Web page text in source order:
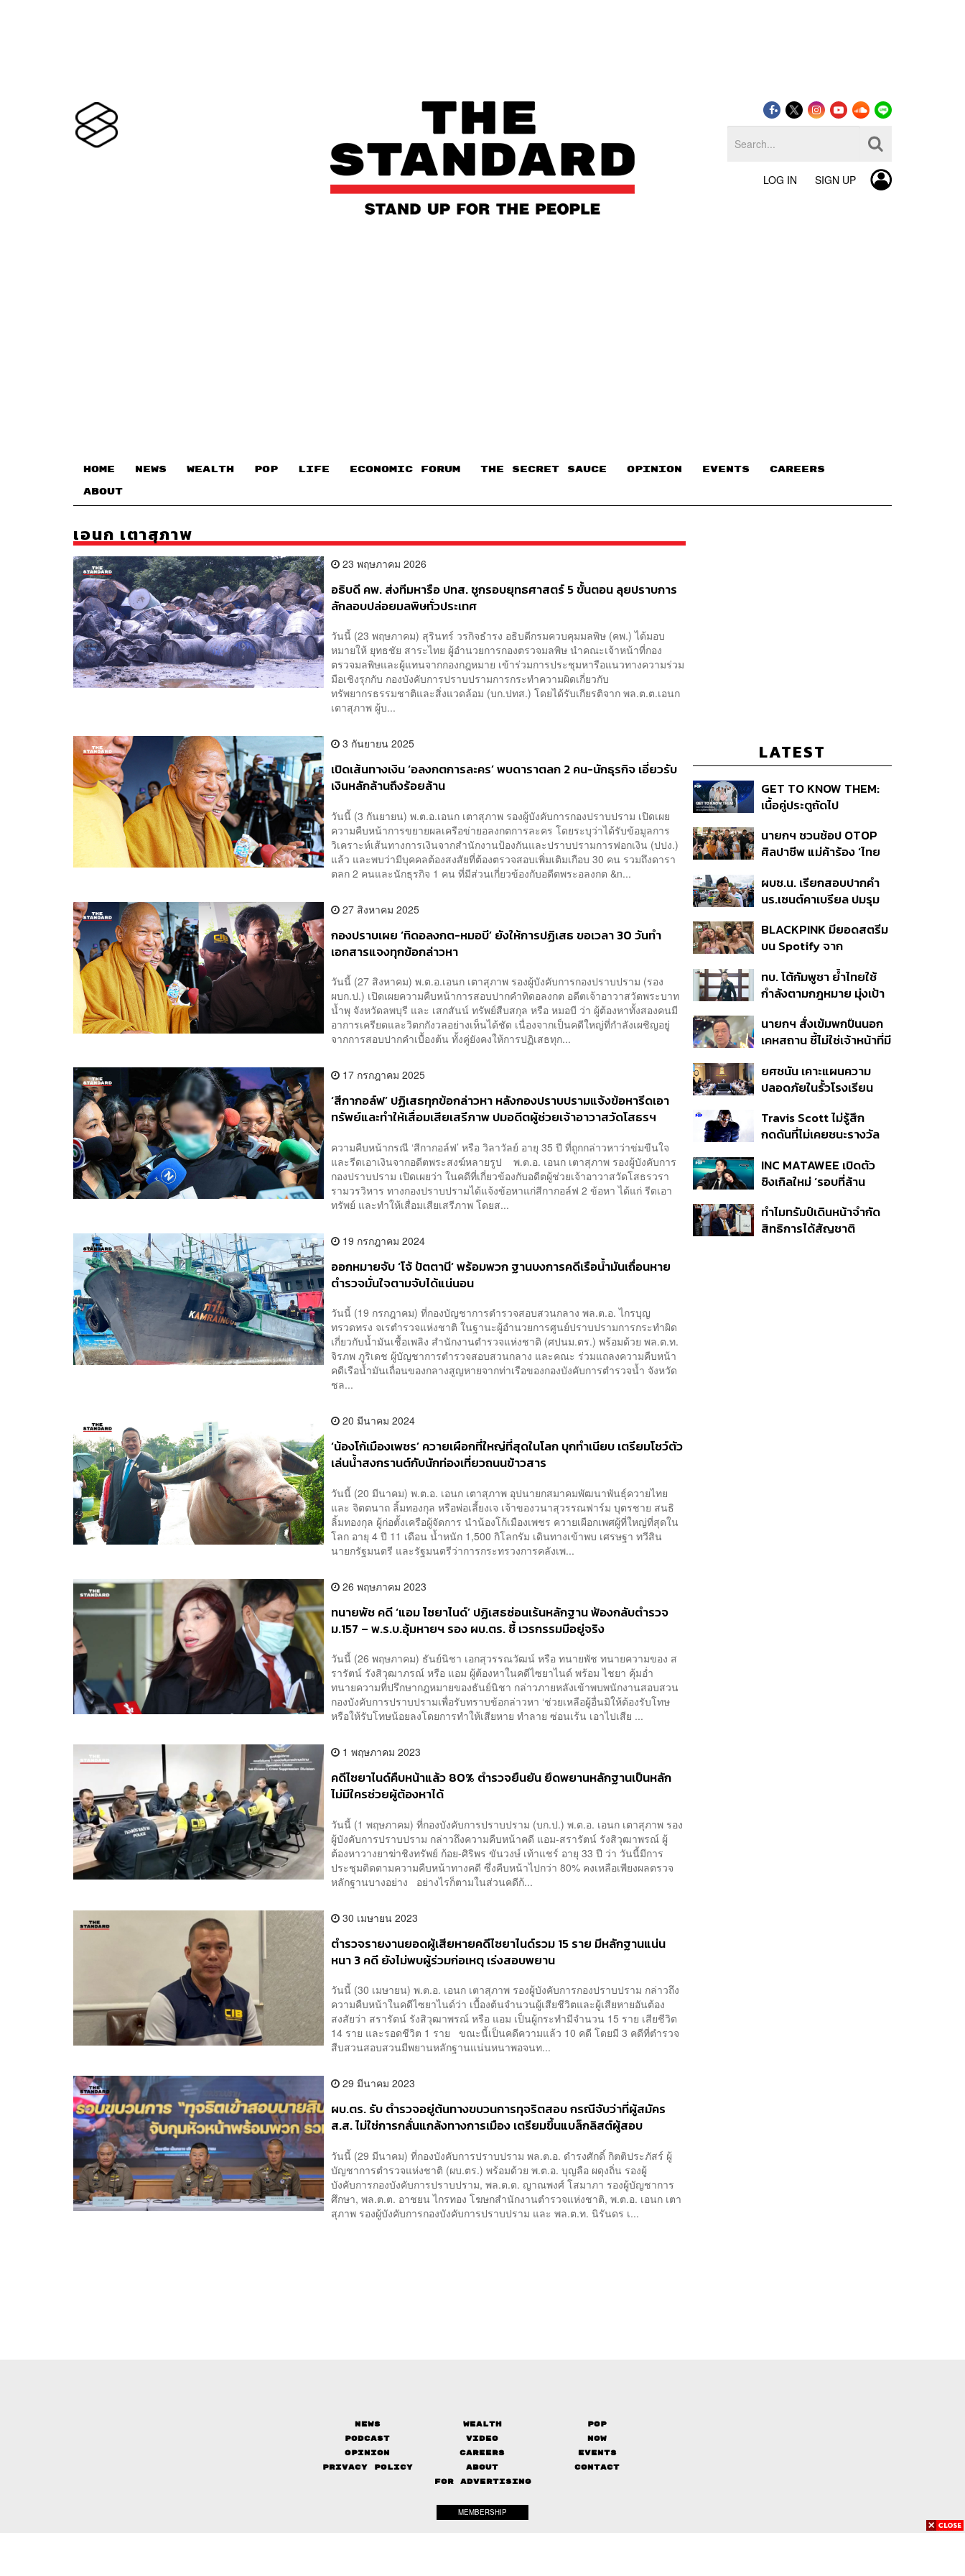
LOG IN SIGN UP
HOME NEWS WEALTH POP LIFE ECONOMIC FORUM THE SECRET SAUCE​ OPINION EVENTS CAREERS
ABOUT
เอนก เตาสุภาพ
23 พฤษภาคม 2026
อธิบดี คพ. ส่งทีมหารือ ปทส. ชูกรอบยุทธศาสตร์ 5 ขั้นตอน ลุยปราบการ
ลักลอบปล่อยมลพิษทั่วประเทศ
วันนี้ (23 พฤษภาคม) สุรินทร์ วรกิจธำรง อธิบดีกรมควบคุมมลพิษ (คพ.) ได้มอบ
หมายให้ ยุทธชัย สาระไทย ผู้อำนวยการกองตรวจมลพิษ นำคณะเจ้าหน้าที่กอง
ตรวจมลพิษและผู้แทนจากกองกฎหมาย เข้าร่วมการประชุมหารือแนวทางความร่วม
มือเชิงรุกกับ กองบังคับการปราบปรามการกระทำความผิดเกี่ยวกับ
ทรัพยากรธรรมชาติและสิ่งแวดล้อม (บก.ปทส.) โดยได้รับเกียรติจาก พล.ต.ต.เอนก
เตาสุภาพ ผู้บ...
3 กันยายน 2025
เปิดเส้นทางเงิน ‘อลงกตการละคร’ พบดาราตลก 2 คน-นักธุรกิจ เอี่ยวรับ
เงินหลักล้านถึงร้อยล้าน
วันนี้ (3 กันยายน) พ.ต.อ.เอนก เตาสุภาพ รองผู้บังคับการกองปราบปราม เปิดเผย
ความคืบหน้าการขยายผลเครือข่ายอลงกตการละคร โดยระบุว่าได้รับข้อมูลการ
วิเคราะห์เส้นทางการเงินจากสำนักงานป้องกันและปราบปรามการฟอกเงิน (ปปง.)
แล้ว และพบว่ามีบุคคลต้องสงสัยที่ต้องตรวจสอบเพิ่มเติมเกือบ 30 คน รวมถึงดารา
ตลก 2 คนและนักธุรกิจ 1 คน ที่มีส่วนเกี่ยวข้องกับอดีตพระอลงกต &n...
27 สิงหาคม 2025
กองปราบเผย ‘ทิดอลงกต-หมอบี’ ยังให้การปฏิเสธ ขอเวลา 30 วันทำ
เอกสารแจงทุกข้อกล่าวหา
วันนี้ (27 สิงหาคม) พ.ต.อ.เอนก เตาสุภาพ รองผู้บังคับการกองปราบปราม (รอง
ผบก.ป.) เปิดเผยความคืบหน้าการสอบปากคำทิดอลงกต อดีตเจ้าอาวาสวัดพระบาท
น้ำพุ จังหวัดลพบุรี และ เสกสันน์ ทรัพย์สืบสกุล หรือ หมอบี ว่า ผู้ต้องหาทั้งสองคนมี
อาการเครียดและวิตกกังวลอย่างเห็นได้ชัด เนื่องจากเป็นคดีใหญ่ที่กำลังเผชิญอยู่
จากการสอบปากคำเบื้องต้น ทั้งคู่ยังคงให้การปฏิเสธทุก...
17 กรกฎาคม 2025
‘สีกากอล์ฟ’ ปฏิเสธทุกข้อกล่าวหา หลังกองปราบปรามแจ้งข้อหารีดเอา
ทรัพย์และทำให้เสื่อมเสียเสรีภาพ ปมอดีตผู้ช่วยเจ้าอาวาสวัดโสธรฯ
ความคืบหน้ากรณี ‘สีกากอล์ฟ’ หรือ วิลาวัลย์ อายุ 35 ปี ที่ถูกกล่าวหาว่าข่มขืนใจ
และรีดเอาเงินจากอดีตพระสงฆ์หลายรูป พ.ต.อ. เอนก เตาสุภาพ รองผู้บังคับการ
กองปราบปราม เปิดเผยว่า ในคดีที่เกี่ยวข้องกับอดีตผู้ช่วยเจ้าอาวาสวัดโสธรวรา
รามวรวิหาร ทางกองปราบปรามได้แจ้งข้อหาแก่สีกากอล์ฟ 2 ข้อหา ได้แก่ รีดเอา
ทรัพย์ และทำให้เสื่อมเสียเสรีภาพ โดยส...
19 กรกฎาคม 2024
ออกหมายจับ ‘โจ้ ปัตตานี’ พร้อมพวก ฐานบงการคดีเรือน้ำมันเถื่อนหาย
ตำรวจมั่นใจตามจับได้แน่นอน
วันนี้ (19 กรกฎาคม) ที่กองบัญชาการตำรวจสอบสวนกลาง พล.ต.อ. ไกรบุญ
ทรวดทรง จเรตำรวจแห่งชาติ ในฐานะผู้อำนวยการศูนย์ปราบปรามการกระทำผิด
เกี่ยวกับน้ำมันเชื้อเพลิง สำนักงานตำรวจแห่งชาติ (ศปนม.ตร.) พร้อมด้วย พล.ต.ท.
จิรภพ ภูริเดช ผู้บัญชาการตำรวจสอบสวนกลาง และคณะ ร่วมแถลงความคืบหน้า
คดีเรือน้ำมันเถื่อนของกลางสูญหายจากท่าเรือของกองบังคับการตำรวจน้ำ จังหวัด
ชล...
20 มีนาคม 2024
‘น้องโก้เมืองเพชร’ ควายเผือกที่ใหญ่ที่สุดในโลก บุกทำเนียบ เตรียมโชว์ตัว
เล่นน้ำสงกรานต์กับนักท่องเที่ยวถนนข้าวสาร
วันนี้ (20 มีนาคม) พ.ต.อ. เอนก เตาสุภาพ อุปนายกสมาคมพัฒนาพันธุ์ควายไทย
และ จิตตนาถ ลิ้มทองกุล หรือพ่อเลี้ยงเจ เจ้าของวนาสุวรรณฟาร์ม บุตรชาย สนธิ
ลิ้มทองกุล ผู้ก่อตั้งเครือผู้จัดการ นำน้องโก้เมืองเพชร ควายเผือกเพศผู้ที่ใหญ่ที่สุดใน
โลก อายุ 4 ปี 11 เดือน น้ำหนัก 1,500 กิโลกรัม เดินทางเข้าพบ เศรษฐา ทวีสิน
นายกรัฐมนตรี และรัฐมนตรีว่าการกระทรวงการคลังเพ...
26 พฤษภาคม 2023
ทนายพัช คดี ‘แอม ไซยาไนด์’ ปฏิเสธซ่อนเร้นหลักฐาน ฟ้องกลับตำรวจ
ม.157 – พ.ร.บ.อุ้มหายฯ รอง ผบ.ตร. ชี้ เวรกรรมมีอยู่จริง
วันนี้ (26 พฤษภาคม) ธันย์นิชา เอกสุวรรณวัฒน์ หรือ ทนายพัช ทนายความของ ส
รารัตน์ รังสิวุฒาภรณ์ หรือ แอม ผู้ต้องหาในคดีไซยาไนด์ พร้อม ไชยา คุ้มอ่ำ
ทนายความที่ปรึกษากฎหมายของธันย์นิชา กล่าวภายหลังเข้าพบพนักงานสอบสวน
กองบังคับการปราบปรามเพื่อรับทราบข้อกล่าวหา ‘ช่วยเหลือผู้อื่นมิให้ต้องรับโทษ
หรือให้รับโทษน้อยลงโดยการทำให้เสียหาย ทำลาย ซ่อนเร้น เอาไปเสีย ...
1 พฤษภาคม 2023
คดีไซยาไนด์คืบหน้าแล้ว 80% ตำรวจยืนยัน ยึดพยานหลักฐานเป็นหลัก
ไม่มีใครช่วยผู้ต้องหาได้
วันนี้ (1 พฤษภาคม) ที่กองบังคับการปราบปราม (บก.ป.) พ.ต.อ. เอนก เตาสุภาพ รอง
ผู้บังคับการปราบปราม กล่าวถึงความคืบหน้าคดี แอม-สรารัตน์ รังสิวุฒาพรณ์ ผู้
ต้องหาวางยาฆ่าชิงทรัพย์ ก้อย-ศิริพร ขันวงษ์ เท้าแชร์ อายุ 33 ปี ว่า วันนี้มีการ
ประชุมติดตามความคืบหน้าทางคดี ซึ่งคืบหน้าไปกว่า 80% คงเหลือเพียงผลตรวจ
หลักฐานบางอย่าง อย่างไรก็ตามในส่วนคดีก้...
30 เมษายน 2023
ตำรวจรายงานยอดผู้เสียหายคดีไซยาไนด์รวม 15 ราย มีหลักฐานแน่น
หนา 3 คดี ยังไม่พบผู้ร่วมก่อเหตุ เร่งสอบพยาน
วันนี้ (30 เมษายน) พ.ต.อ. เอนก เตาสุภาพ รองผู้บังคับการกองปราบปราม กล่าวถึง
ความคืบหน้าในคดีไซยาไนด์ว่า เบื้องต้นจำนวนผู้เสียชีวิตและผู้เสียหายอันต้อง
สงสัยว่า สรารัตน์ รังสิวุฒาพรณ์ หรือ แอม เป็นผู้กระทำมีจำนวน 15 ราย เสียชีวิต
14 ราย และรอดชีวิต 1 ราย ขณะนี้เป็นคดีความแล้ว 10 คดี โดยมี 3 คดีที่ตำรวจ
สืบสวนสอบสวนมีพยานหลักฐานแน่นหนาพอจนท...
29 มีนาคม 2023
ผบ.ตร. รับ ตำรวจอยู่ต้นทางขบวนการทุจริตสอบ กรณีจับว่าที่ผู้สมัคร
ส.ส. ไม่ใช่การกลั่นแกล้งทางการเมือง เตรียมขึ้นแบล็กลิสต์ผู้สอบ
วันนี้ (29 มีนาคม) ที่กองบังคับการปราบปราม พล.ต.อ. ดำรงศักดิ์ กิตติประภัสร์ ผู้
บัญชาการตำรวจแห่งชาติ (ผบ.ตร.) พร้อมด้วย พ.ต.อ. บุญลือ ผดุงถิ่น รองผู้
บังคับการกองบังคับการปราบปราม, พล.ต.ต. ญาณพงศ์ โสมาภา รองผู้บัญชาการ
ศึกษา, พล.ต.ต. อาชยน ไกรทอง โฆษกสำนักงานตำรวจแห่งชาติ, พ.ต.อ. เอนก เตา
สุภาพ รองผู้บังคับการกองบังคับการปราบปราม และ พล.ต.ท. นิรันดร เ...
LATEST
GET TO KNOW THEM:
เนื้อคู่ประตูถัดไป
นายกฯ ชวนช้อป OTOP
ศิลปาชีพ แม่ค้าร้อง ‘ไทย
ถามมีต่อไหม นายกฯ ตอบ
‘เดี๋ยวจะพยายาม’
ผบช.น. เรียกสอบปากคำ
นร.เซนต์คาเบรียล ปมรุม
ดำเนินคดีแล้ว
BLACKPINK มียอดสตรีม
บน Spotify จาก
ครั้ง ตลอด 10 ปีที่ผ่านมา
ทบ. โต้กัมพูชา ย้ำไทยใช้
กำลังตามกฎหมาย มุ่งเป้า
หายไทยไม่อาจลบด้วย
ข้อมูลบิดเบือน
นายกฯ สั่งเข้มพกปืนนอก
เคหสถาน ชี้ไม่ใช่เจ้าหน้าที่มี
ก่อเหตุ เจ้าของร่วมรับผิด
ยศชนัน เคาะแผนความ
ปลอดภัยในรั้วโรงเรียน
ดูแล-คุมเข้มคัดกรองสิ่ง
ผิดกฎหมาย
Travis Scott ไม่รู้สึก
กดดันที่ไม่เคยชนะรางวัล
แล้ว 10 ครั้ง
INC MATAWEE เปิดตัว
ซิงเกิลใหม่ ‘รอบที่ล้าน
มาแสดงในมิวสิกวิดีโอ
ทำไมทรัมป์เดินหน้าจำกัด
สิทธิการได้สัญชาติ
News Wealth
Pop
Podcast
Video
Now
Opinion
Careers
Events
Privacy Policy
About
Contact
FOR ADVERTISING
MEMBERSHIP